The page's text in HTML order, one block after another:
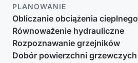
PLANOWANIE
Obliczanie obciążenia cieplnego
Równoważenie hydrauliczne
Rozpoznawanie grzejników
Dobór powierzchni grzewczych